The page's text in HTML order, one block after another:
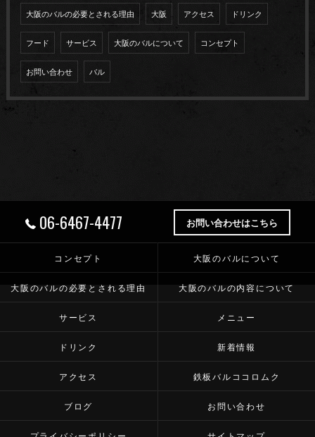
大阪のバルの必要とされる理由 大阪 アクセス ドリンク
フード サービス 大阪のバルについて コンセプト
お問い合わせ バル
06-6467-4477 お問い合わせはこちら
コンセプト 大阪のバルについて
大阪のバルの必要とされる理由 大阪のバルの内容について
サービス メニュー
ドリンク 新着情報
アクセス 鉄板バルココロムク
ブログ お問い合わせ